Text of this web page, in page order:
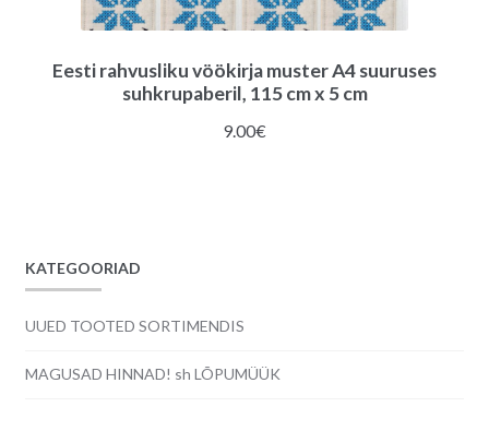
Eesti rahvusliku vöökirja muster A4 suuruses
suhkrupaberil, 115 cm x 5 cm
9.00€
KATEGOORIAD
UUED TOOTED SORTIMENDIS
MAGUSAD HINNAD! sh LÕPUMÜÜK